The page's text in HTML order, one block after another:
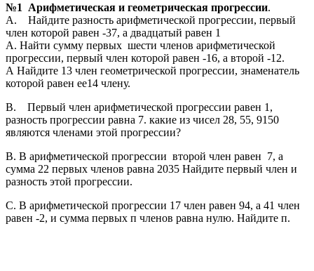
№1 Арифметическая и геометрическая прогрессии.
А. Найдите разность арифметической прогрессии, первый
член которой равен -37, а двадцатый равен 1
А. Найти сумму первых шести членов арифметической
прогрессии, первый член которой равен -16, а второй -12.
А Найдите 13 член геометрической прогрессии, знаменатель
которой равен ее14 члену.
В. Первый член арифметической прогрессии равен 1,
разность прогрессии равна 7. какие из чисел 28, 55, 9150
являются членами этой прогрессии?
В. В арифметической прогрессии второй член равен 7, а
сумма 22 первых членов равна 2035 Найдите первый член и
разность этой прогрессии.
С. В арифметической прогрессии 17 член равен 94, а 41 член
равен -2, и сумма первых п членов равна нулю. Найдите п.